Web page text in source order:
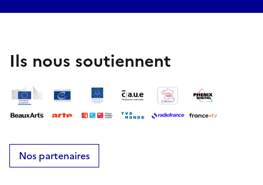
Ils nous soutiennent
Nos partenaires